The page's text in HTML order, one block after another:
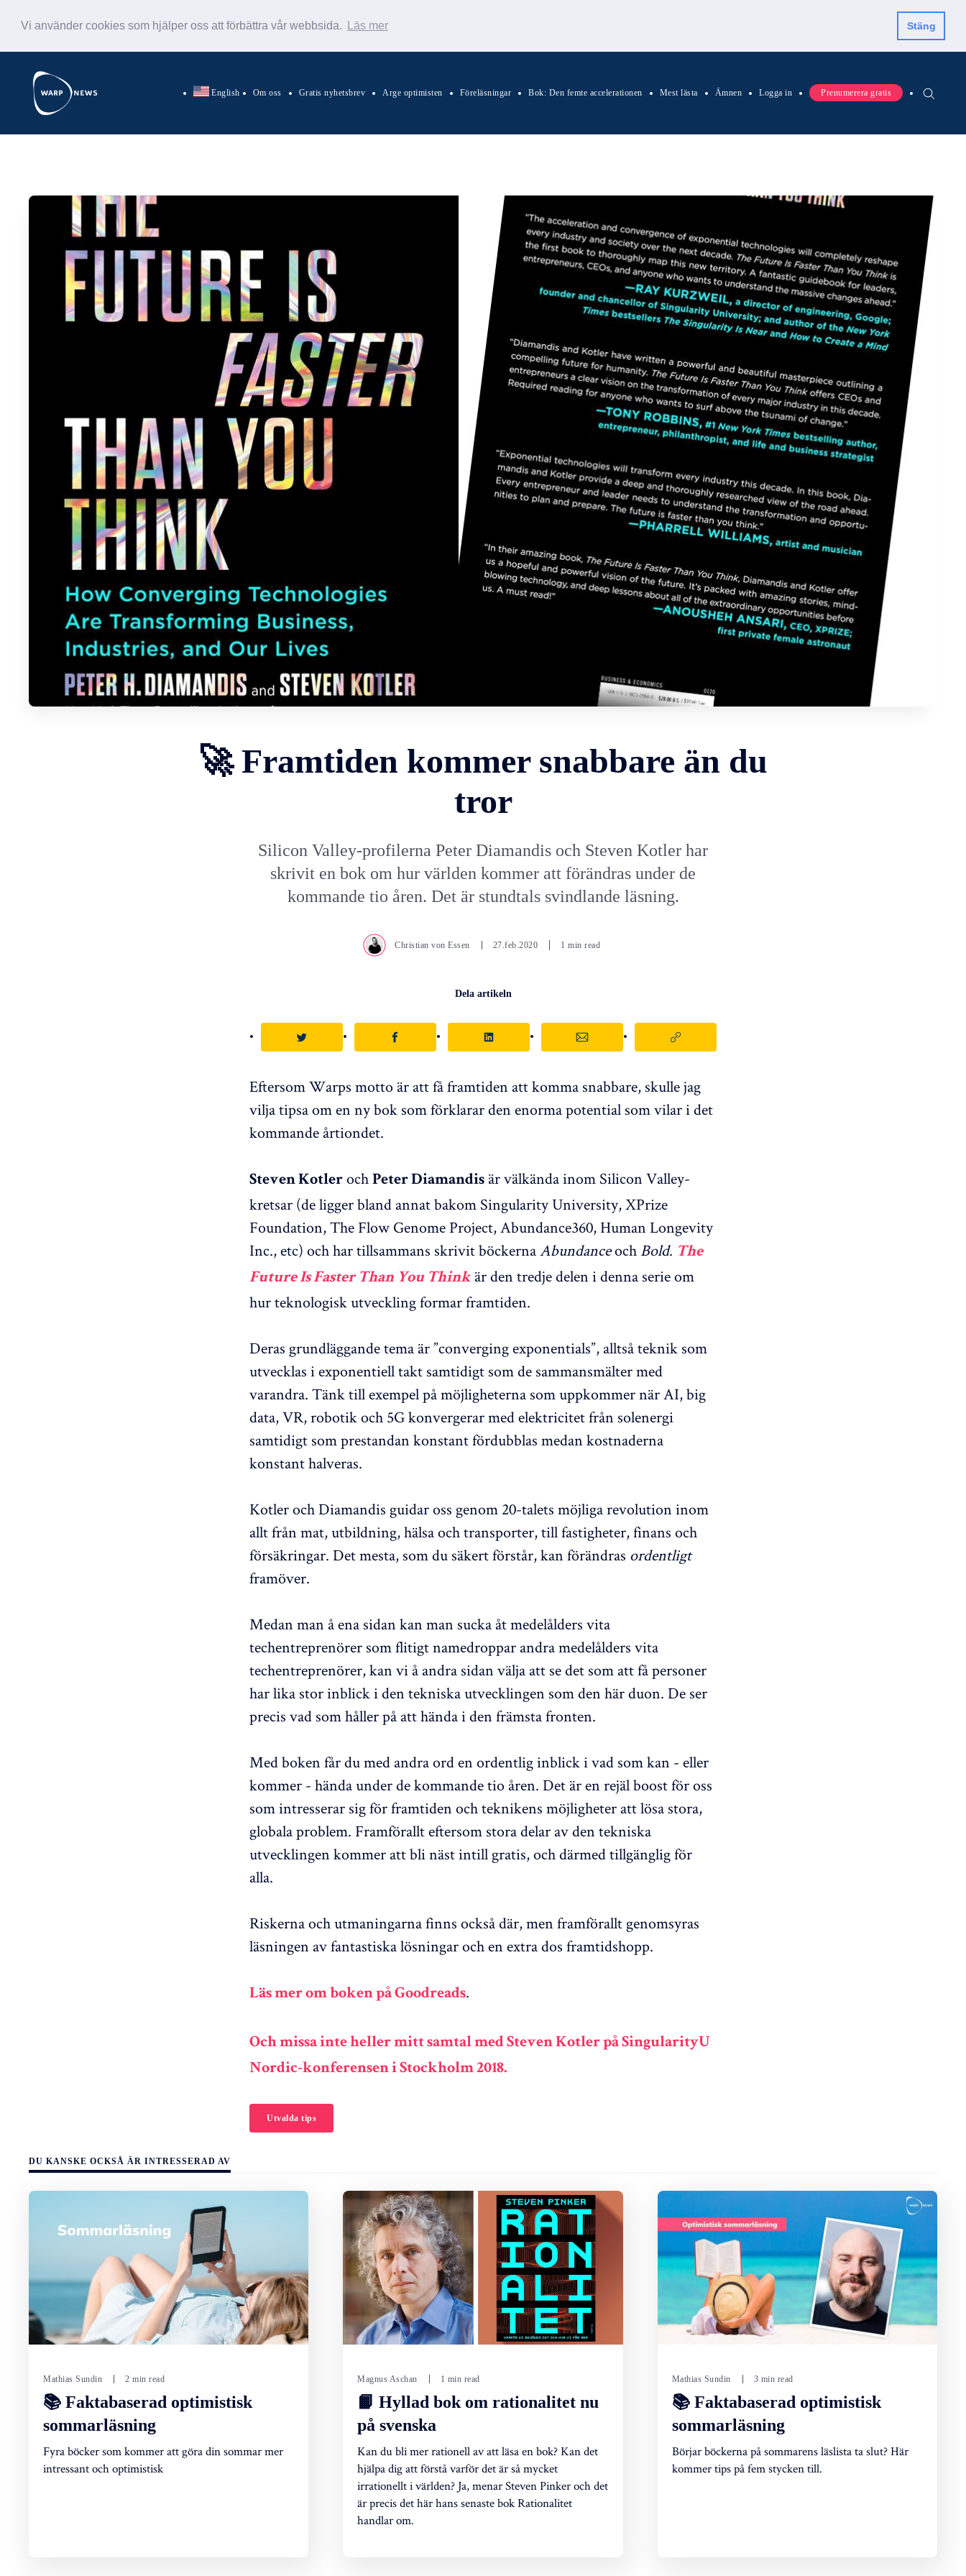
Vi använder cookies som hjälper oss att förbättra vår webbsida. Läs mer Stäng
English Om oss Gratis nyhetsbrev Arge optimisten Föreläsningar Bok: Den femte accelerationen Mest lästa Ämnen Logga in Prenumerera gratis
🚀 Framtiden kommer snabbare än du
tror
Silicon Valley-profilerna Peter Diamandis och Steven Kotler har
skrivit en bok om hur världen kommer att förändras under de
kommande tio åren. Det är stundtals svindlande läsning.
Christian von Essen 27.feb.2020 1 min read
Dela artikeln
Eftersom Warps motto är att få framtiden att komma snabbare, skulle jag
vilja tipsa om en ny bok som förklarar den enorma potential som vilar i det
kommande årtiondet.
Steven Kotler och Peter Diamandis är välkända inom Silicon Valley-
kretsar (de ligger bland annat bakom Singularity University, XPrize
Foundation, The Flow Genome Project, Abundance360, Human Longevity
Inc., etc) och har tillsammans skrivit böckernaAbundanceoch Bold. The
Future Is Faster Than You Thinkär den tredje delen i denna serie om
hur teknologisk utveckling formar framtiden.
Deras grundläggande tema är ”converging exponentials”, alltså teknik som
utvecklas i exponentiell takt samtidigt som de sammansmälter med
varandra. Tänk till exempel på möjligheterna som uppkommer när AI, big
data, VR, robotik och 5G konvergerar med elektricitet från solenergi
samtidigt som prestandan konstant fördubblas medan kostnaderna
konstant halveras.
Kotler och Diamandis guidar oss genom 20-talets möjliga revolution inom
allt från mat, utbildning, hälsa och transporter, till fastigheter, finans och
försäkringar. Det mesta, som du säkert förstår, kan förändras ordentligt
framöver.
Medan man å ena sidan kan man sucka åt medelålders vita
techentreprenörer som flitigt namedroppar andra medelålders vita
techentreprenörer, kan vi å andra sidan välja att se det som att få personer
har lika stor inblick i den tekniska utvecklingen som den här duon. De ser
precis vad som håller på att hända i den främsta fronten.
Med boken får du med andra ord en ordentlig inblick i vad som kan - eller
kommer - hända under de kommande tio åren. Det är en rejäl boost för oss
som intresserar sig för framtiden och teknikens möjligheter att lösa stora,
globala problem. Framförallt eftersom stora delar av den tekniska
utvecklingen kommer att bli näst intill gratis, och därmed tillgänglig för
alla.
Riskerna och utmaningarna finns också där, men framförallt genomsyras
läsningen av fantastiska lösningar och en extra dos framtidshopp.
Läs mer om boken på Goodreads.
Och missa inte heller mitt samtal med Steven Kotler på SingularityU
Nordic-konferensen i Stockholm 2018.
Utvalda tips
DU KANSKE OCKSÅ ÄR INTRESSERAD AV
Mathias Sundin 2 min read
📚 Faktabaserad optimistisk
sommarläsning
Fyra böcker som kommer att göra din sommar mer
intressant och optimistisk
Magnus Aschan 1 min read
📙 Hyllad bok om rationalitet nu
på svenska
Kan du bli mer rationell av att läsa en bok? Kan det
hjälpa dig att förstå varför det är så mycket
irrationellt i världen? Ja, menar Steven Pinker och det
är precis det här hans senaste bok Rationalitet
handlar om.
Mathias Sundin 3 min read
📚 Faktabaserad optimistisk
sommarläsning
Börjar böckerna på sommarens läslista ta slut? Här
kommer tips på fem stycken till.